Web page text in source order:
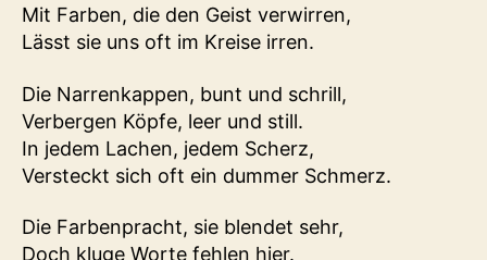
Mit Farben, die den Geist verwirren,
Lässt sie uns oft im Kreise irren.
Die Narrenkappen, bunt und schrill,
Verbergen Köpfe, leer und still.
In jedem Lachen, jedem Scherz,
Versteckt sich oft ein dummer Schmerz.
Die Farbenpracht, sie blendet sehr,
Doch kluge Worte fehlen hier.